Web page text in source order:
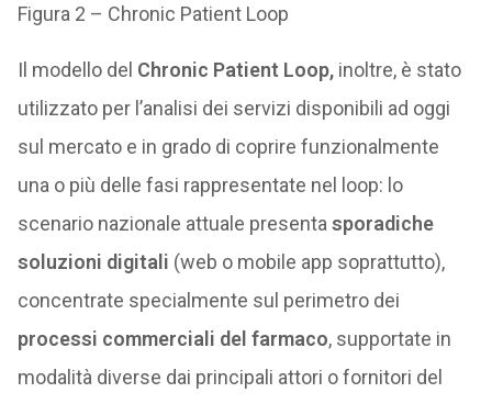
Figura 2 – Chronic Patient Loop
Il modello del Chronic Patient Loop,inoltre, è stato
utilizzato per l’analisi dei servizi disponibili ad oggi
sul mercato e in grado di coprire funzionalmente
una o più delle fasi rappresentate nel loop: lo
scenario nazionale attuale presenta sporadiche
soluzioni digitali (web o mobile app soprattutto),
concentrate specialmente sul perimetro dei
processi commerciali del farmaco, supportate in
modalità diverse dai principali attori o fornitori del